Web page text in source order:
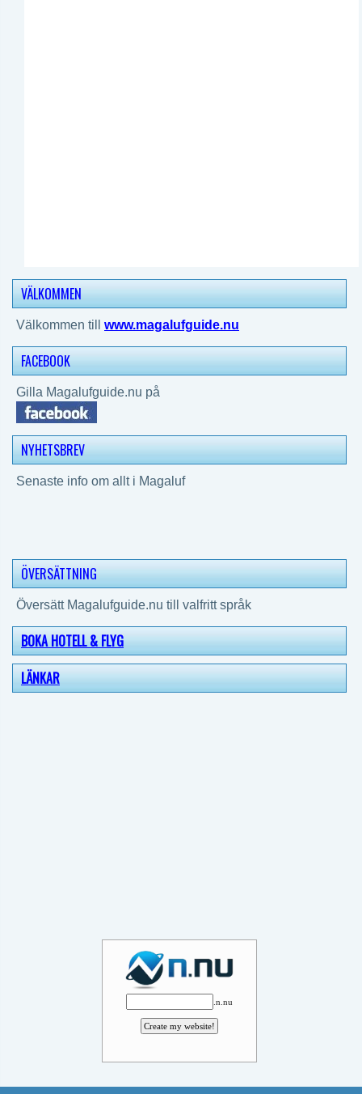
VÄLKOMMEN
Välkommen till www.magalufguide.nu
FACEBOOK
Gilla Magalufguide.nu på
NYHETSBREV
Senaste info om allt i Magaluf
ÖVERSÄTTNING
Översätt Magalufguide.nu till valfritt språk
BOKA HOTELL & FLYG
LÄNKAR
.n.nu